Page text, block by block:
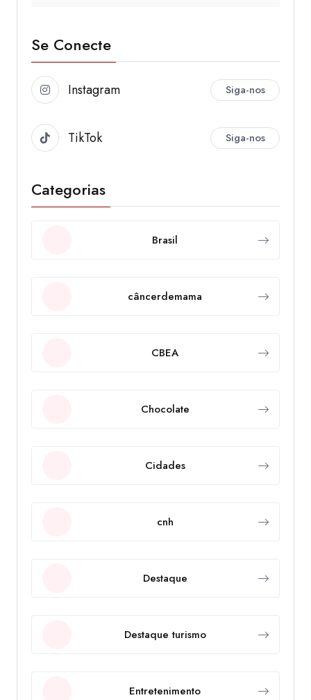
Se Conecte
Instagram Siga-nos
TikTok Siga-nos
Categorias
Brasil
câncerdemama
CBEA
Chocolate
Cidades
cnh
Destaque
Destaque turismo
Entretenimento